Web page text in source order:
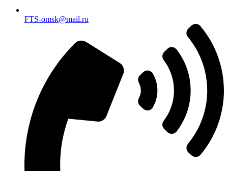
FTS-omsk@mail.ru